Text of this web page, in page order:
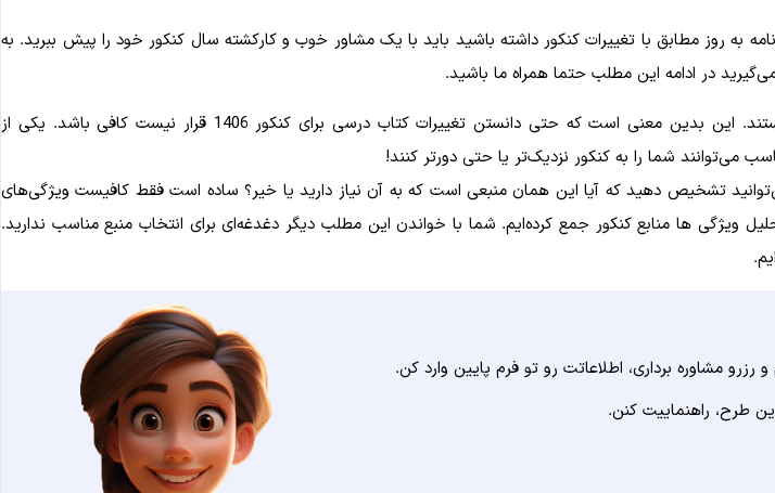
به روز مطابق با تغییرات کنکور داشته باشید باید با یک مشاور خوب و کارکشته سال کنکور خود را پیش ببرید. به
در ادامه این مطلب حتما همراه ما باشید.
وقتی صحبت از درس خواندن برای کنکور می‌شود متاسفانه یا خوشبختانه فقط کتب درسی ملاک نیستند. این بدین معنی است که حتی دانستن تغییرات کتاب درسی برای کنکور 1406 قرار نیست کافی باشد. یکی از
می‌توانند شما را به کنکور نزدیک‌تر یا حتی دورتر کنند!
تشخیص دهید که آیا این همان منبعی است که به آن نیاز دارید یا خیر؟ ساده است فقط کافیست ویژگی‌های
ویژگی ها منابع کنکور جمع کرده‌ایم. شما با خواندن این مطلب دیگر دغدغه‌ای برای انتخاب منبع مناسب ندارید.
مشاوره برداری، اطلاعاتت رو تو فرم پایین وارد کن.
طرح، راهنماییت کنن.